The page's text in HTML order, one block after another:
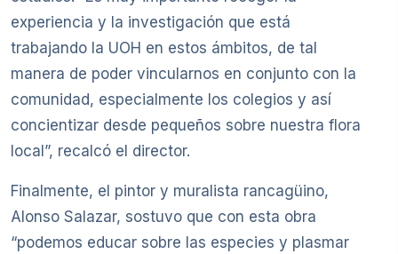
experiencia y la investigación que está
trabajando la UOH en estos ámbitos, de tal
manera de poder vincularnos en conjunto con la
comunidad, especialmente los colegios y así
concientizar desde pequeños sobre nuestra flora
local”, recalcó el director.
Finalmente, el pintor y muralista rancagüino,
Alonso Salazar, sostuvo que con esta obra
“podemos educar sobre las especies y plasmar